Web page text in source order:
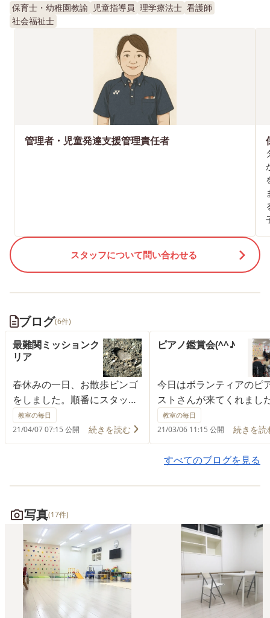
保育士・幼稚園教諭 児童指導員 理学療法士 看護師
社会福祉士
管理者・児童発達支援管理責任者
スタッフについて問い合わせる
ブログ(6件)
最難関ミッションク
リア
春休みの一日、お散歩ビンゴ
をしました。順番にスタッフ
とお散歩に出かけてカードに
書かれているミッションを一
つ一つ見つけていくルールで
ート型の石を見つける」で
す。高校3年生でHUGS卒業ま
であと少しだったY君と出か
けました。二人とも下ばかり
見て歩きます。もうだめかと
思われた次の瞬間「あれじゃ
ない？」と見つけることがで
きました(≧▽≦) 「やった
ー！」とガッツポーズのY
教室の毎日
21/04/07 07:15 公開 続きを読む
ピアノ鑑賞会(^^♪
今日はボランティアのピ
ストさんが来てくれまし
予定の時間の15分前には
なスタンバイOKで手遊び
して待ちました。みんな
待がひしひしと伝わりま
る曲でしっかり聴けてい
れが楽器を持ちピアノに
せてフリフリ♫楽しんで
たな～とスタッフもうれ
気持ちいっぱいです。ピ
ストHさんありがとうご
教室の毎日
21/03/06 11:15 公開 続きを読
すべてのブログを見る
写真(17件)